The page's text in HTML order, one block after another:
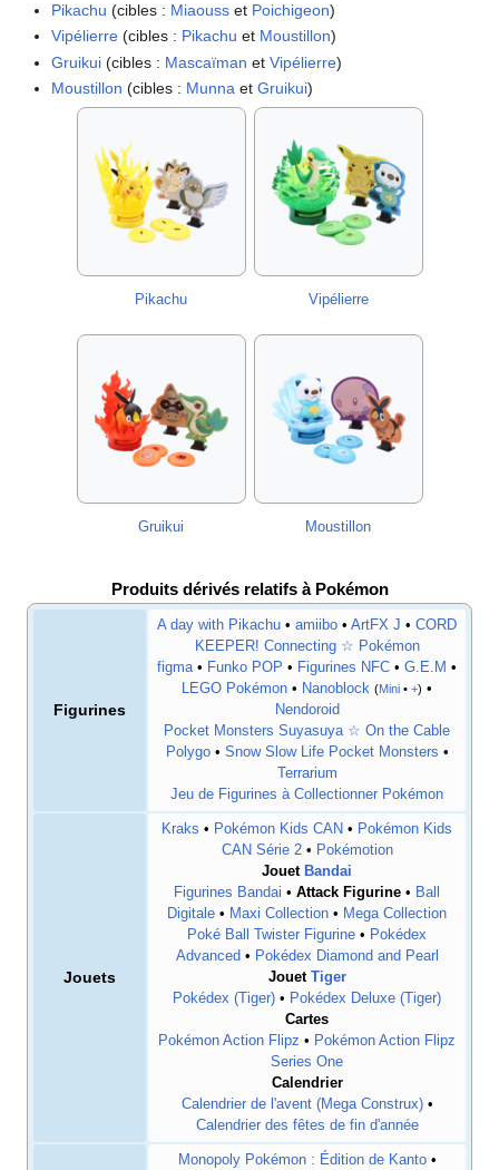
Pikachu (cibles : Miaouss et Poichigeon)
Vipélierre (cibles : Pikachu et Moustillon)
Gruikui (cibles : Mascaïman etVipélierre)
Moustillon (cibles : Munna etGruikui)
Pikachu Vipélierre
Gruikui Moustillon
Produits dérivés relatifs à Pokémon
Figurines
A day with Pikachu • amiibo • ArtFX J • CORD
KEEPER! Connecting ☆ Pokémon
figma• Funko POP • Figurines NFC • G.E.M •
LEGO Pokémon • Nanoblock (Mini • +) •
Nendoroid
Pocket Monsters Suyasuya ☆ On the Cable
Polygo• Snow Slow Life Pocket Monsters •
Terrarium
Jeu de Figurines à Collectionner Pokémon
Jouets
Kraks • Pokémon Kids CAN • Pokémon Kids
CAN Série 2• Pokémotion
Jouet Bandai
Figurines Bandai • Attack Figurine • Ball
Digitale • Maxi Collection • Mega Collection
Poké Ball Twister Figurine • Pokédex
Advanced • Pokédex Diamond and Pearl
Jouet Tiger
Pokédex (Tiger) • Pokédex Deluxe (Tiger)
Cartes
Pokémon Action Flipz • Pokémon Action Flipz
Series One
Calendrier
Calendrier de l'avent (Mega Construx)•
Calendrier des fêtes de fin d'année
Monopoly Pokémon : Édition de Kanto•